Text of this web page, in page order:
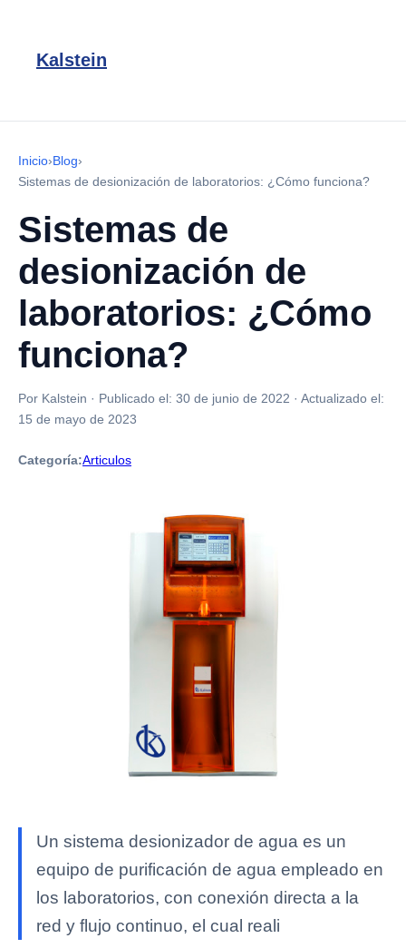
Kalstein
Inicio›Blog›
Sistemas de desionización de laboratorios: ¿Cómo funciona?
Sistemas de
desionización de
laboratorios: ¿Cómo
funciona?
Por Kalstein · Publicado el: 30 de junio de 2022 · Actualizado el:
15 de mayo de 2023
Categoría:Articulos
Un sistema desionizador de agua es un
equipo de purificación de agua empleado en
los laboratorios, con conexión directa a la
red y flujo continuo, el cual reali